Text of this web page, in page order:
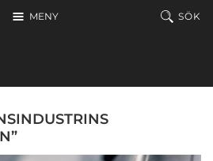
MENY SÖK